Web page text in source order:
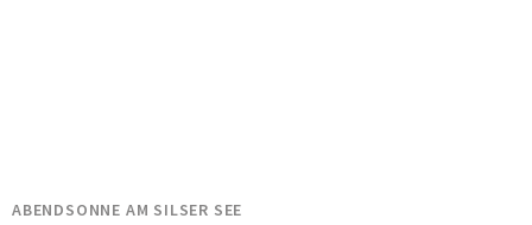
ABENDSONNE AM SILSER SEE